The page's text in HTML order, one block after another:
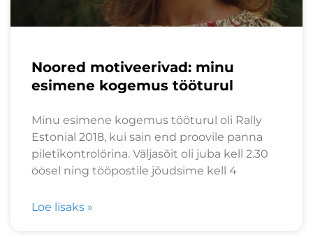
Noored motiveerivad: minu
esimene kogemus tööturul
Minu esimene kogemus tööturul oli Rally
Estonial 2018, kui sain end proovile panna
piletikontrolörina. Väljasõit oli juba kell 2.30
öösel ning tööpostile jõudsime kell 4
Loe lisaks »